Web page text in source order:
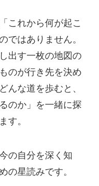
これから何が起こ
ではありません。
出す一枚の地図の
のが行き先を決め
んな道を歩むと、
のか」を一緒に探
す。
の自分を深く知
の星読みです。